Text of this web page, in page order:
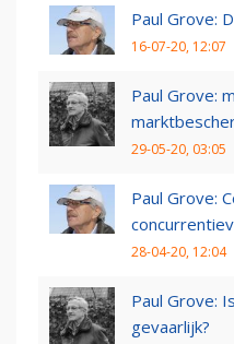
Paul Grove:
16-07-20, 12:07
Paul Grove:
29-05-20, 03:05
Paul Grove:
28-04-20, 12:04
Paul Grove:
gevaarlijk?